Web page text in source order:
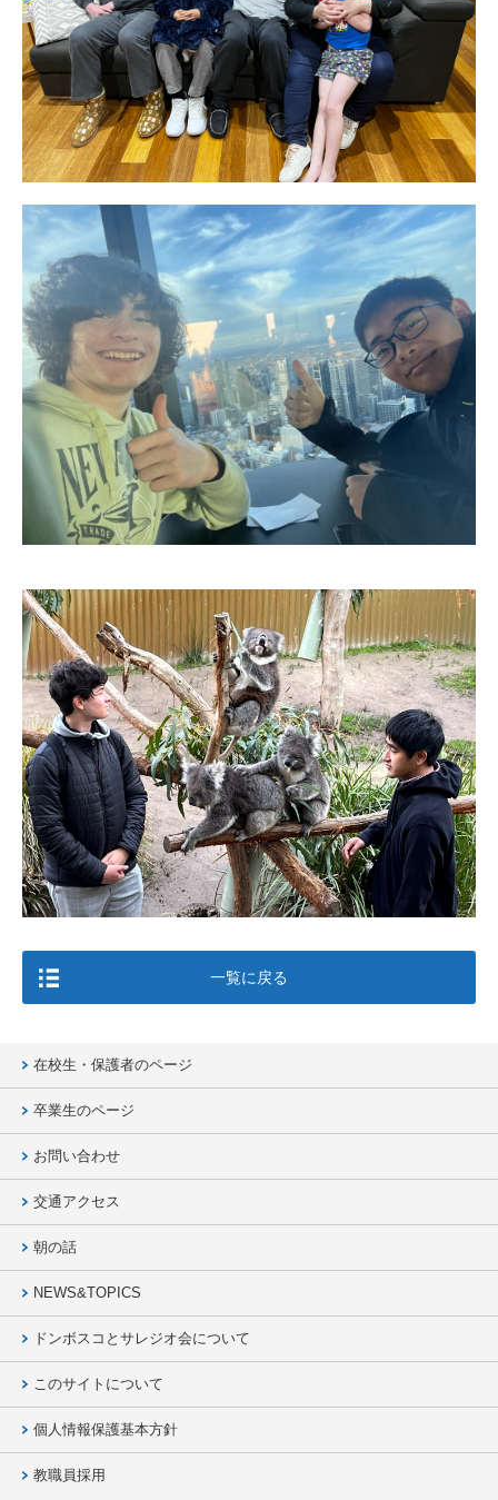
一覧に戻る
在校生・保護者のページ
卒業生のページ
お問い合わせ
交通アクセス
朝の話
NEWS&TOPICS
ドンボスコとサレジオ会について
このサイトについて
個人情報保護基本方針
教職員採用